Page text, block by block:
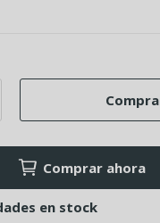
Comprar ahora
en stock